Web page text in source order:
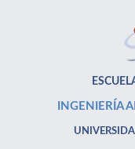
INGENIERÍA